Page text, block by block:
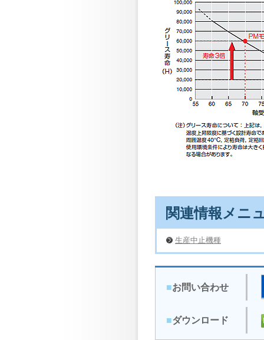
関連情報メニ
生産中止機種
■お問い合わせ
■ダウンロード